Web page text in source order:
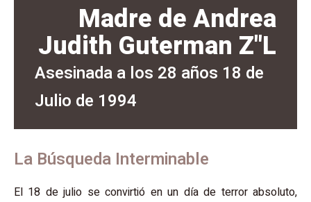
Madre de Andrea
Judith Guterman Z"L
Asesinada a los 28 años 18 de
Julio de 1994
La Búsqueda Interminable
El 18 de julio se convirtió en un día de terror absoluto,